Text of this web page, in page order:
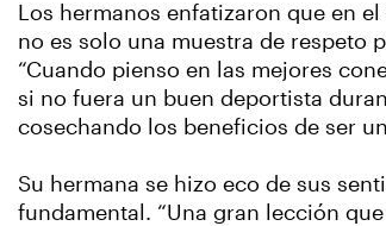
Los hermanos enfatizaron que en
no es solo una muestra de respeto
“Cuando pienso en las mejores
si no fuera un buen deportista
cosechando los beneficios de ser
Su hermana se hizo eco de sus
fundamental. “Una gran lección